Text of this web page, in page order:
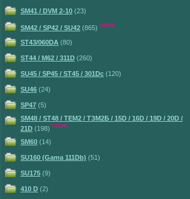
SM41 / DVM 2-10 (23)
SM42 / SP42 / SU42 (865) nowe
ST43/060DA (80)
ST44 / M62 / 311D (260)
SU45 / SP45 / ST45 / 301Dc (120)
SU46 (24)
SP47 (5)
SM48 / ST48 / TEM2 / ТЗМ2Б / 15D / 16D / 19D / 20D /
21D (198) nowe
SM60 (14)
SU160 (Gama 111Db) (51)
SU175 (9)
410 D (2)